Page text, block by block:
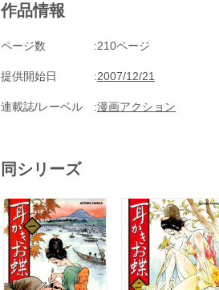
作品情報
ページ数 210ページ
提供開始日 2007/12/21
連載誌/レーベル 漫画アクション
同シリーズ